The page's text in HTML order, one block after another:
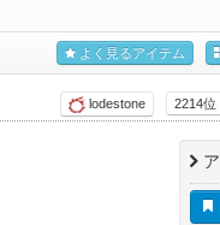
よく見るアイテム
2214位
lodestone